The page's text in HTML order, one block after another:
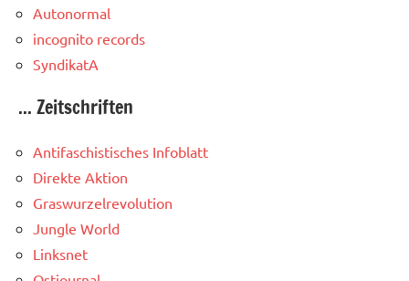
Autonormal
incognito records
SyndikatA
... Zeitschriften
Antifaschistisches Infoblatt
Direkte Aktion
Graswurzelrevolution
Jungle World
Linksnet